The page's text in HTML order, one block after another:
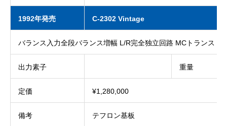
1992年発売 C-2302 Vintage
バランス入力全段バランス増幅 L/R完全独立回路 MCトランス
出力素子 重量
定価 ¥1,280,000
備考 テフロン基板